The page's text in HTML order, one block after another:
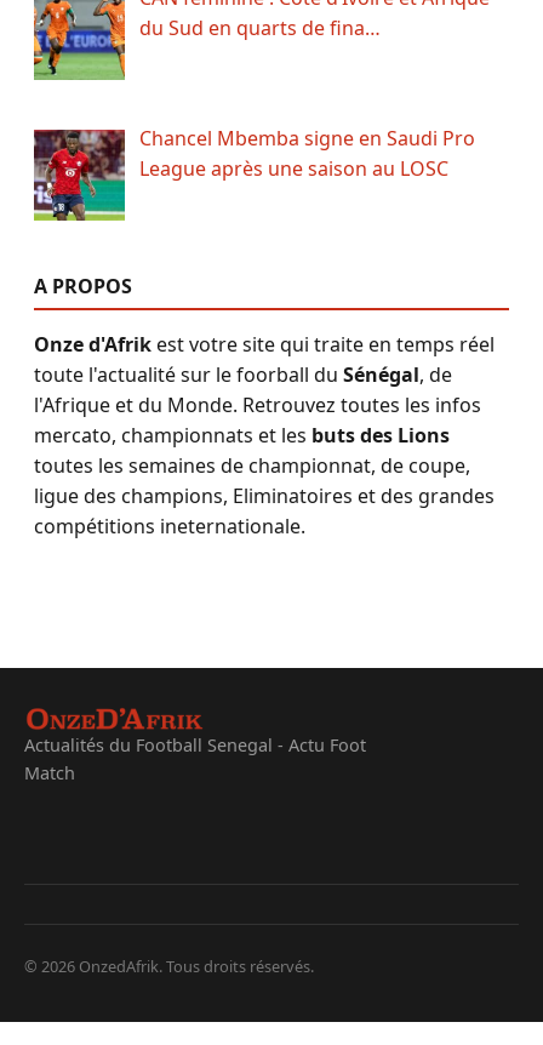
du Sud en quarts de fina…
Chancel Mbemba signe en Saudi Pro
League après une saison au LOSC
A PROPOS
Onze d'Afrikest votre site qui traite en temps réel
toute l'actualité sur le foorball du Sénégal, de
l'Afrique et du Monde. Retrouvez toutes les infos
mercato, championnats et les buts des Lions
toutes les semaines de championnat, de coupe,
ligue des champions, Eliminatoires et des grandes
compétitions ineternationale.
Actualités du Football Senegal - Actu Foot
Match
© 2026 OnzedAfrik. Tous droits réservés.